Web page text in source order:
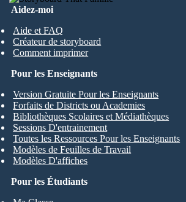
Aidez-moi
Aide et FAQ
Créateur de storyboard
Comment imprimer
Pour les Étudiants
Pour les Enseignants
Version Gratuite Pour les Enseignants
Forfaits de Districts ou Academies
Bibliothèques Scolaires et Médiathèques
Sessions D'entrainement
Toutes les Ressources Pour les Enseignants
Modèles de Feuilles de Travail
Modèles D'affiches